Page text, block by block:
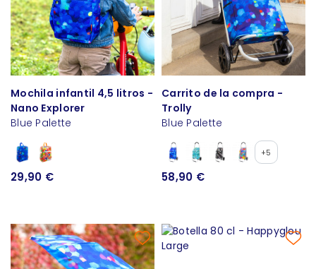
Mochila infantil 4,5 litros -
Nano Explorer
Blue Palette
29,90 €
Carrito de la compra -
Trolly
Blue Palette
+5
58,90 €